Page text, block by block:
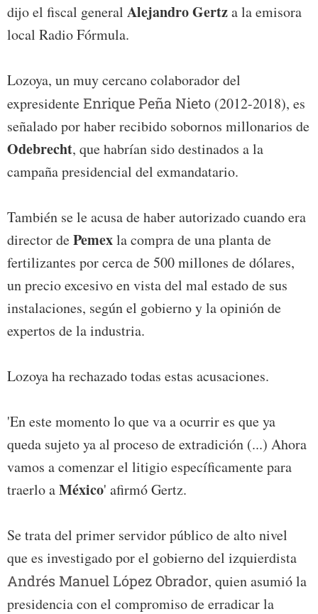
dijo el fiscal general Alejandro Gertza la emisora
local Radio Fórmula.
Lozoya, un muy cercano colaborador del
expresidenteEnrique Peña Nieto (2012-2018), es
señalado por haber recibido sobornos millonarios de
Odebrecht, que habrían sido destinados a la
campaña presidencial del exmandatario.
También se le acusa de haber autorizado cuando era
director dePemexla compra de una planta de
fertilizantes por cerca de 500 millones de dólares,
un precio excesivo en vista del mal estado de sus
instalaciones, según el gobierno y la opinión de
expertos de la industria.
Lozoya ha rechazado todas estas acusaciones.
'En este momento lo que va a ocurrir es que ya
queda sujeto ya al proceso de extradición (...) Ahora
vamos a comenzar el litigio específicamente para
traerlo aMéxico' afirmó Gertz.
Se trata del primer servidor público de alto nivel
que es investigado por el gobierno del izquierdista
Andrés Manuel López Obrador, quien asumió la
presidencia con el compromiso de erradicar la